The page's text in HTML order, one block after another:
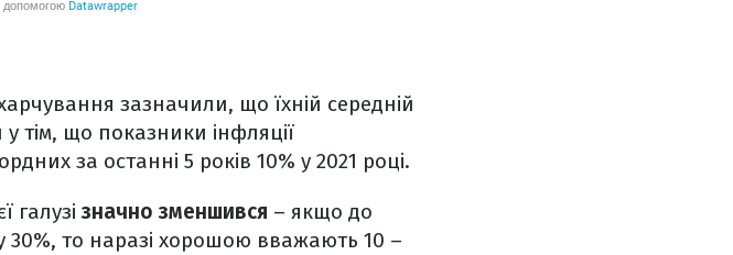
зазначили, що їхній середній
у тім, що показники інфляції
за останні 5 років 10% у 2021 році.
галузізначно зменшився – якщо до
30%, то наразі хорошою вважають 10 –